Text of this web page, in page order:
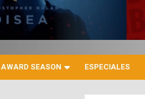
AWARD SEASON ESPECIALES